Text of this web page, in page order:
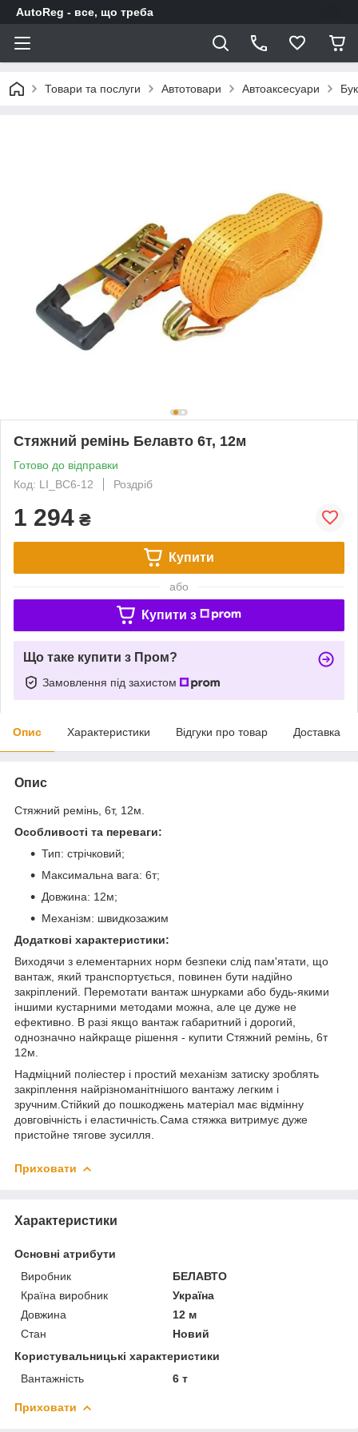
AutoReg - все, що треба
Товари та послуги Автотовари Автоаксесуари
Стяжний ремінь Белавто 6т, 12м
Готово до відправки
Код: LI_BC6-12
Роздріб
1 294 ₴
Купити
або
Купити з
Що таке купити з Пром?
Замовлення під захистом
Опис Характеристики Відгуки про товар Доставка
Опис
Стяжний ремінь, 6т, 12м.
Особливості та переваги:
Тип: стрічковий;
Максимальна вага: 6т;
Довжина: 12м;
Механізм: швидкозажим
Додаткові характеристики:
Виходячи з елементарних норм безпеки слід пам'ятати, що
вантаж, який транспортується, повинен бути надійно
закріплений. Перемотати вантаж шнурками або будь-якими
іншими кустарними методами можна, але це дуже не
ефективно. В разі якщо вантаж габаритний і дорогий,
однозначно найкраще рішення - купити Стяжний ремінь, 6т
12м.
Надміцний поліестер і простий механізм затиску зроблять
закріплення найрізноманітнішого вантажу легким і
зручним.Стійкий до пошкоджень матеріал має відмінну
довговічність і еластичність.Сама стяжка витримує дуже
пристойне тягове зусилля.
Приховати
Характеристики
Основні атрибути
Виробник
БЕЛАВТО
Країна виробник
Україна
Довжина
12 м
Стан
Новий
Користувальницькі характеристики
Вантажність
6 т
Приховати